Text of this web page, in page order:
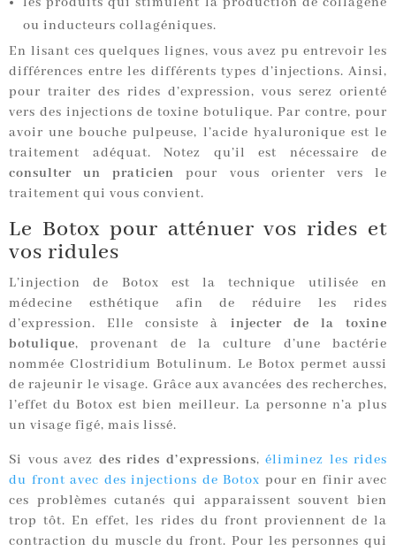
ou inducteurs collagéniques.
En lisant ces quelques lignes, vous avez pu entrevoir les
différences entre les différents types d’injections. Ainsi,
pour traiter des rides d’expression, vous serez orienté
vers des injections de toxine botulique. Par contre, pour
avoir une bouche pulpeuse, l’acide hyaluronique est le
traitement adéquat. Notez qu’il est nécessaire de
consulter un praticien pour vous orienter vers le
traitement qui vous convient.
Le Botox pour atténuer vos rides et
vos ridules
L’injection de Botox est la technique utilisée en
médecine esthétique afin de réduire les rides
d’expression. Elle consiste à injecter de la toxine
botulique, provenant de la culture d’une bactérie
nommée Clostridium Botulinum. Le Botox permet aussi
de rajeunir le visage. Grâce aux avancées des recherches,
l’effet du Botox est bien meilleur. La personne n’a plus
un visage figé, mais lissé.
Si vous avez des rides d’expressions, éliminez les rides
du front avec des injections de Botox pour en finir avec
ces problèmes cutanés qui apparaissent souvent bien
trop tôt. En effet, les rides du front proviennent de la
contraction du muscle du front. Pour les personnes qui